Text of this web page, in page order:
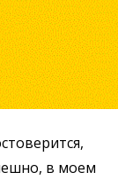
в моем